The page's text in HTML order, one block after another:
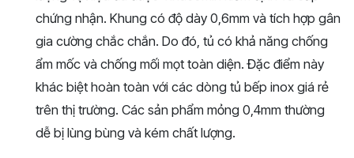
chứng nhận. Khung có độ dày 0,6mm và tích hợp gân
gia cường chắc chắn. Do đó, tủ có khả năng chống
ẩm mốc và chống mối mọt toàn diện. Đặc điểm này
khác biệt hoàn toàn với các dòng tủ bếp inox giá rẻ
trên thị trường. Các sản phẩm mỏng 0,4mm thường
dễ bị lùng bùng và kém chất lượng.